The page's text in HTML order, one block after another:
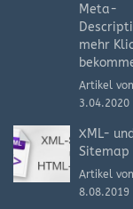
Meta-
mehr
Artikel
3.04.2020
XML-
Sitemap
Artikel
8.08.2019